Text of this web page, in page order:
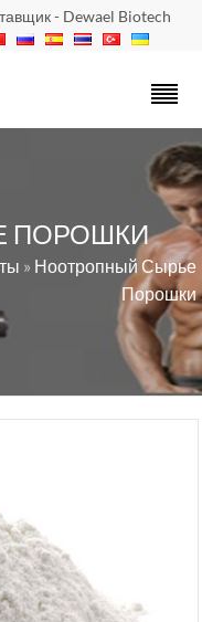
- Dewael Biotech
ПОРОШКИ
» Ноотропный Сырье
Порошки